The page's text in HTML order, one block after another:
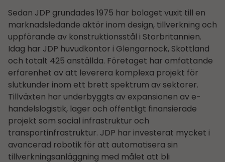
Sedan JDP grundades 1975 har bolaget vuxit till en
marknadsledande aktör inom design, tillverkning och
uppförande av konstruktionsstål i Storbritannien.
Idag har JDP huvudkontor i Glengarnock, Skottland
och totalt 425 anställda. Företaget har omfattande
erfarenhet av att leverera komplexa projekt för
slutkunder inom ett brett spektrum av sektorer.
Tillväxten har underbyggts av expansionen av e-
handelslogistik, lager och offentligt finansierade
projekt som social infrastruktur och
transportinfrastruktur. JDP har investerat mycket i
avancerad robotik för att automatisera sin
tillverkningsanläggning med målet att bli